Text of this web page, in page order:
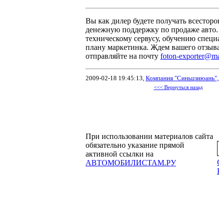
Вы как дилер будете получать
денежную поддержку по продаже авто.
техническому сервусу, обучению
плану маркетинка. Ждем вашего
отправляйте на почту foton-
2009-02-18 19:45:13, Компания
<<< Вернуться назад
При использовании материалов сайта
обязательно указание прямой
активной ссылки на
АВТОМОБИЛИСТАМ.РУ